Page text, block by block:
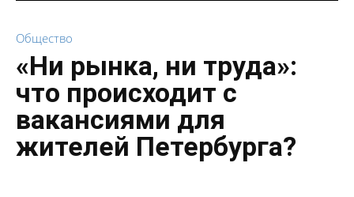
Общество
«Ни рынка, ни труда»:
что происходит с
вакансиями для
жителей Петербурга?